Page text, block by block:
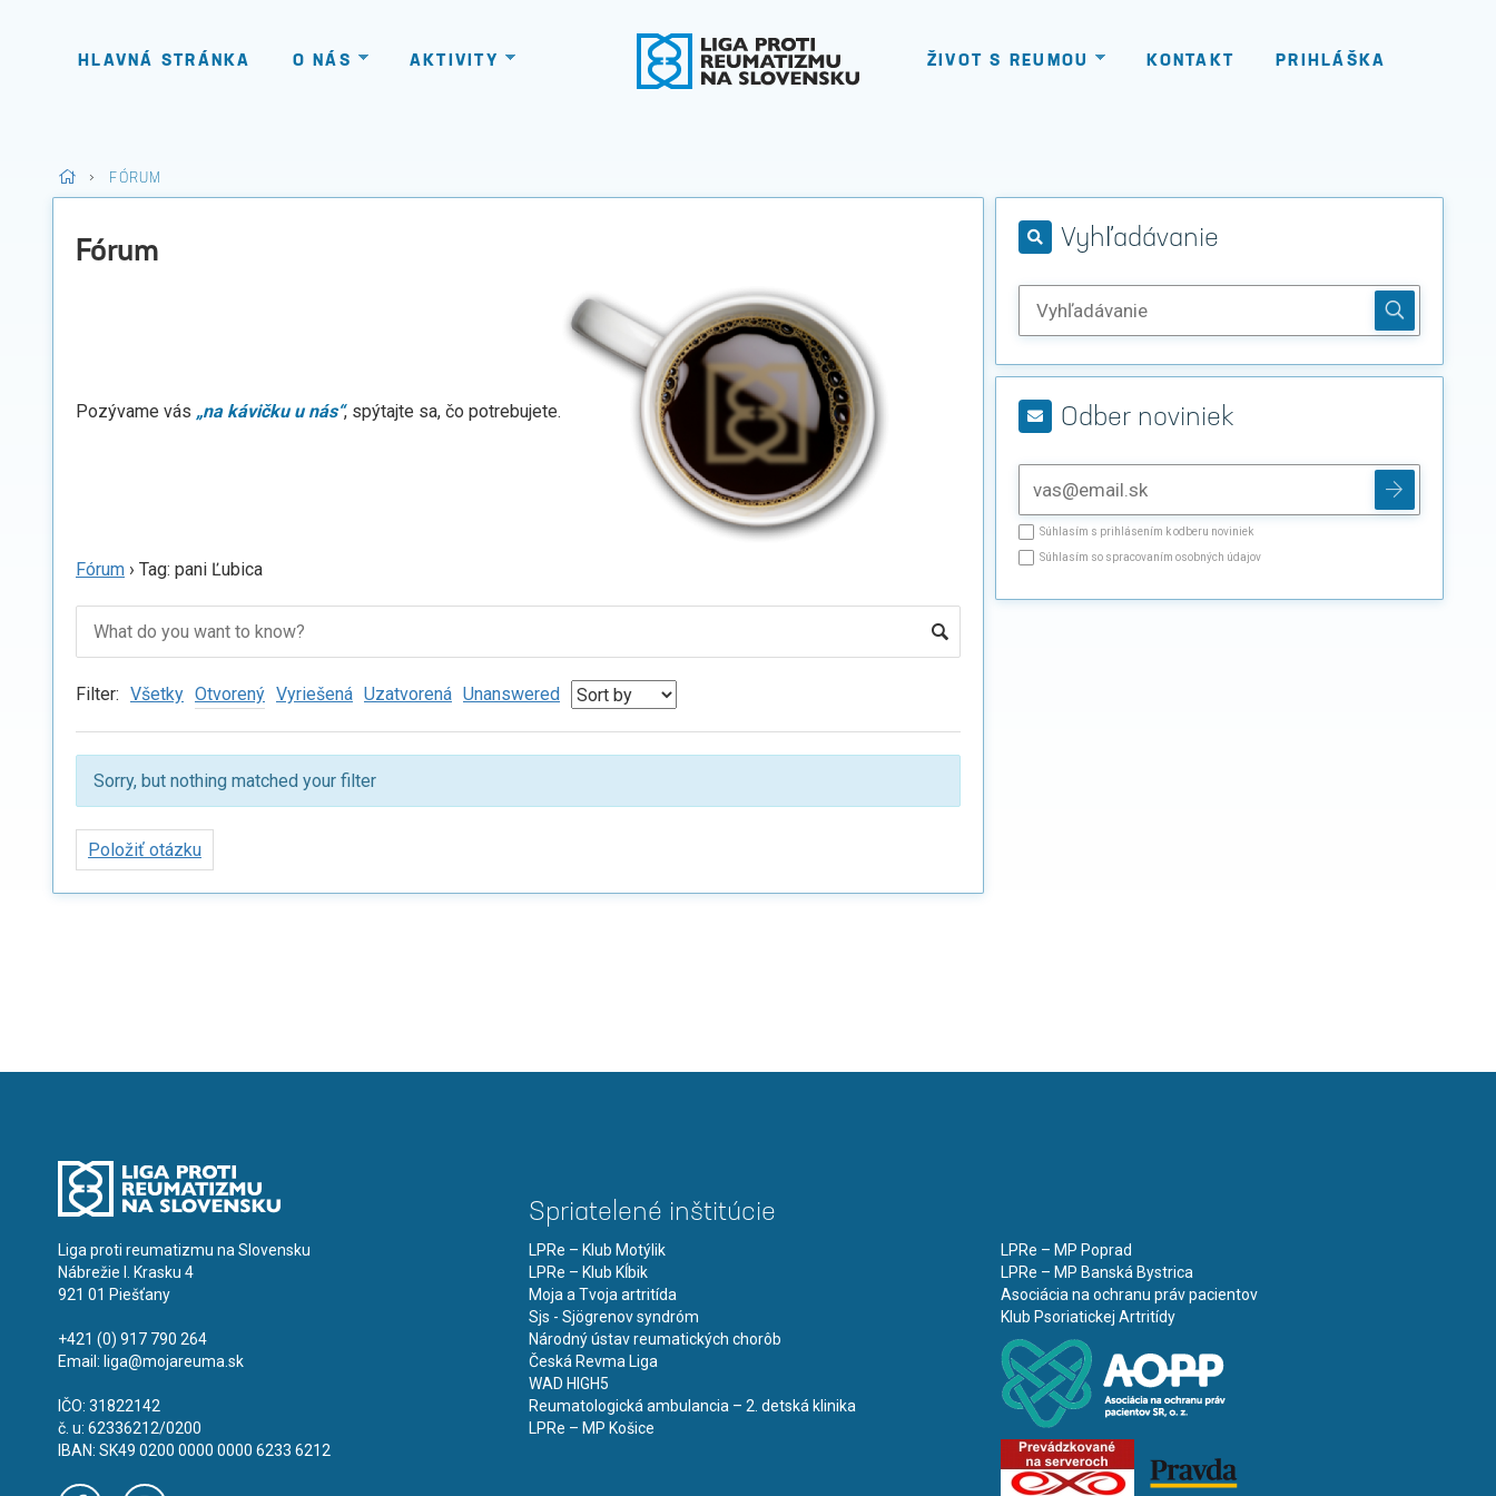
HLAVNÁ STRÁNKA O NÁS AKTIVITY ŽIVOT S REUMOU KONTAKT PRIHLÁŠKA
> FÓRUM
Fórum
Pozývame vás „na kávičku u nás“, spýtajte sa, čo potrebujete.
Fórum › Tag: pani Ľubica
Filter: Všetky Otvorený Vyriešená Uzatvorená Unanswered
Sorry, but nothing matched your filter
Položiť otázku
Vyhľadávanie
Odber noviniek
Súhlasím s prihlásením k odberu noviniek
Súhlasím so spracovaním osobných údajov
Liga proti reumatizmu na Slovensku
Nábrežie I. Krasku 4
921 01 Piešťany
+421 (0) 917 790 264
Email: liga@mojareuma.sk
IČO: 31822142
č. u: 62336212/0200
IBAN: SK49 0200 0000 0000 6233 6212
Spriatelené inštitúcie
LPRe – Klub Motýlik
LPRe – Klub Kĺbik
Moja a Tvoja artritída
Sjs - Sjögrenov syndróm
Národný ústav reumatických chorôb
Česká Revma Liga
WAD HIGH5
Reumatologická ambulancia – 2. detská klinika
LPRe – MP Košice
LPRe – MP Poprad
LPRe – MP Banská Bystrica
Asociácia na ochranu práv pacientov
Klub Psoriatickej Artritídy